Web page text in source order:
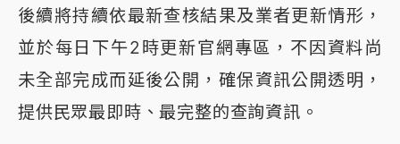
後續將持續依最新查核結果及業者更新情形，
並於每日下午2時更新官網專區，不因資料尚
未全部完成而延後公開，確保資訊公開透明，
提供民眾最即時、最完整的查詢資訊。